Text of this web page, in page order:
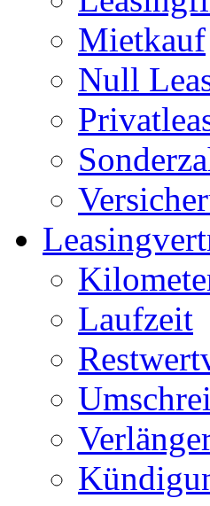
Mietkauf
Null
Laufzeit